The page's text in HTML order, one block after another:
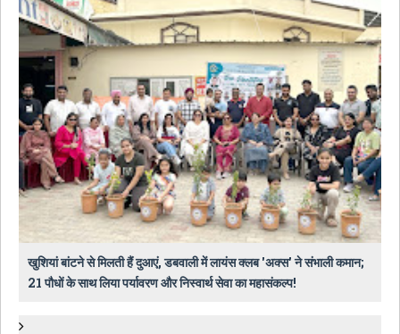
खुशियां बांटने से मिलती हैं दुआएं, डबवाली में लायंस क्लब 'अक्स' ने संभाली कमान;
21 पौधों के साथ लिया पर्यावरण और निस्वार्थ सेवा का महासंकल्प!